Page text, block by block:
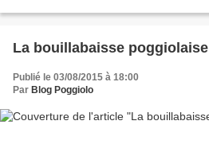
La bouillabaisse poggiolaise
Publié le 03/08/2015 à 18:00
Par Blog Poggiolo